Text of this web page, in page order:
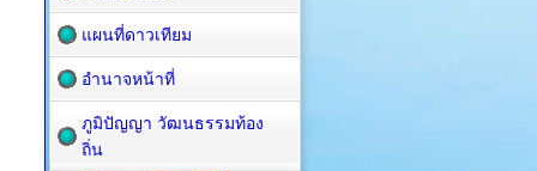
แผนที่ดาวเทียม
อำนาจหน้าที่
ภูมิปัญญา วัฒนธรรมท้อง
ถิ่น